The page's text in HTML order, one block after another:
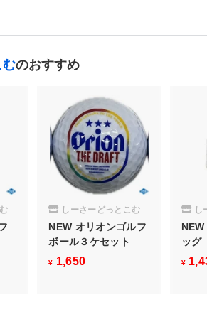
のおすすめ
しーさーどっとこむ
NEW オリオンゴルフ
ボール３ケセット
¥ 1,650
し
ッグ
¥